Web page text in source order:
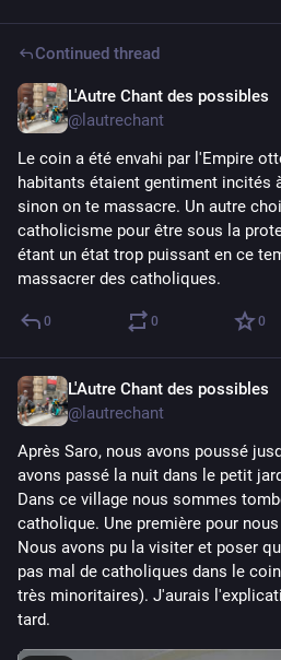
Continued thread
L'Autre Chant des possibles
@lautrechant
Le coin a été envahi par l'Empire
habitants étaient gentiment incités
sinon on te massacre. Un autre
catholicisme pour être sous la
étant un état trop puissant en ce
massacrer des catholiques.
0 0 0
L'Autre Chant des possibles
@lautrechant
Après Saro, nous avons poussé
avons passé la nuit dans le petit
Dans ce village nous sommes
catholique. Une première pour nous
Nous avons pu la visiter et poser
pas mal de catholiques dans le
très minoritaires). J'aurais
tard.